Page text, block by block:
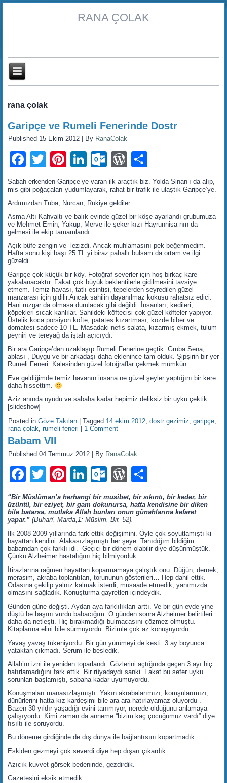
RANA ÇOLAK
rana çolak
Garipçe ve Rumeli Fenerinde Dostr
Published 15 Ekim 2012 By RanaColak
Facebook
TwitterPinterest
LinkedIn
Outlook.com
WordPress
Sabah erkenden Garipçe’ye varan ilk araçtık biz. Yolda Sinan’ı da alıp,
mis gibi poğaçaları yudumlayarak, rahat bir trafik ile ulaştık Garipçe’ye.
Ardımızdan Tuba, Nurcan, Rukiye geldiler.
Asma Altı Kahvaltı ve balık evinde güzel bir köşe ayarlandı grubumuza
ve Mehmet Emin, Yakup, Merve ile şeker kızı Hayrunnisa nın da
gelmesi ile ekip tamamlandı.
Açık büfe zengin ve lezizdi. Ancak muhlamasını pek beğenmedim.
Hafta sonu kişi başı 25 TL yi biraz pahallı bulsam da ortam ve ilgi
güzeldi.
Garipçe çok küçük bir köy. Fotoğraf severler için hoş birkaç kare
yakalanacaktır. Fakat çok büyük beklentilerle gidilmesini tavsiye
etmem. Temiz havası, tatlı esintisi, tepelerden seyredilen güzel
manzarası için gidilir.Ancak sahilin dayanılmaz kokusu rahatsız edici.
Hani rüzgar da olmasa durulacak gibi değildi. İnsanları, kedileri,
köpekleri sıcak kanlılar. Sahildeki köftecisi çok güzel köfteler yapıyor.
Üstelik koca porsiyon köfte, patates kızartması, közde biber ve
domatesi sadece 10 TL. Masadaki nefis salata, kızarmış ekmek, tulum
peyniri ve tereyağ da iştah açıcıydı.
Bir ara Garipçe’den uzaklaşıp Rumeli Fenerine geçtik. Gruba Sena,
ablası , Duygu ve bir arkadaşı daha eklenince tam olduk. Şipşirin bir yer
Rumeli Feneri. Kalesinden güzel fotoğraflar çekmek mümkün.
Eve geldiğimde temiz havanın insana ne güzel şeyler yaptığını bir kere
daha hissettim.
Aziz anında uyudu ve sabaha kadar hepimiz deliksiz bir uyku çektik.
[slideshow]
Posted in Göze Takılan |Tagged 14 ekim 2012,dostr gezimiz,garipçe,
rana çolak,rumeli feneri 1 Comment
Babam VII
Published 04 Temmuz 2012 By RanaColak
Facebook
TwitterPinterest
LinkedIn
Outlook.com
WordPress
“Bir Müslüman’a herhangi bir musibet, bir sıkıntı, bir keder, bir
üzüntü, bir eziyet, bir gam dokunursa, hatta kendisine bir diken
bile batarsa, mutlaka Allah bunları onun günahlarına kefaret
yapar.” (Buharî, Marda,1; Müslim, Bir, 52).
İlk 2008-2009 yıllarında fark ettik değişimini. Öyle çok soyutlamıştı ki
hayattan kendini. Alakasızlaşmıştı her şeye. Tanıdığım bildiğim
babamdan çok farklı idi. Geçici bir dönem olabilir diye düşünmüştük.
Çünkü Alzheimer hastalığını hiç bilmiyorduk.
İtirazlarına rağmen hayattan koparmamaya çalıştık onu. Düğün, dernek,
merasim, akraba toplantıları, torununun gösterileri… Hep dahil ettik.
Odasına çekilip yalnız kalmak isterdi, müsaade etmedik, yanımızda
olmasını sağladık. Konuşturma gayretleri içindeydik.
Günden güne değişti. Aydan aya farklılıkları arttı. Ve bir gün evde yine
düştü be başını vurdu babacığım. O günden sonra Alzheimer belirtileri
daha da netleşti. Hiç bırakmadığı bulmacasını çözmez olmuştu.
Kitaplarına elini bile sürmüyordu. Bizimle çok az konuşuyordu.
Yavaş yavaş tükeniyordu. Bir gün yürümeyi de kesti. 3 ay boyunca
yataktan çıkmadı. Serum ile besledik.
Allah’ın izni ile yeniden toparlandı. Gözlerini açtığında geçen 3 ayı hiç
hatırlamadığını fark ettik. Bir rüyadaydı sanki. Fakat bu sefer uyku
sorunları başlamıştı, sabaha kadar uyumuyordu.
Konuşmaları manasızlaşmıştı. Yakın akrabalarımızı, komşularımızı,
dünürlerini hatta kız kardeşimi bile ara ara hatırlayamaz oluyordu .
Bazen 30 yıldır yaşadığı evini tanımıyor, nerede olduğunu anlamaya
çalışıyordu. Kimi zaman da anneme “bizim kaç çocuğumuz vardı” diye
fısıltı ile soruyordu.
Bu döneme girdiğinde de dış dünya ile bağlantısını kopartmadık.
Eskiden gezmeyi çok severdi diye hep dışarı çıkardık.
Azıcık kuvvet görsek bedeninde, gezdirdik.
Gazetesini eksik etmedik.